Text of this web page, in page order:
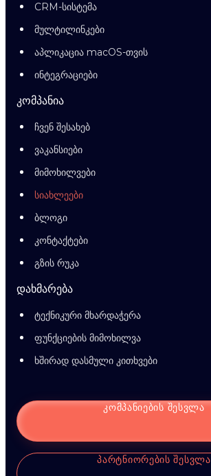
CRM-სისტემა
მულტილინკები
აპლიკაცია macOS-თვის
ინტეგრაციები
კომპანია
ჩვენ შესახებ
ვაკანსიები
მიმოხილვები
სიახლეები
ბლოგი
კონტაქტები
გზის რუკა
დახმარება
ტექნიკური მხარდაჭერა
ფუნქციების მიმოხილვა
ხშირად დასმული კითხვები
ᲙᲝᲛᲞᲐᲜᲘᲔᲑᲘᲡ ᲨᲔᲡᲕᲚᲐ
ᲞᲐᲠᲢᲜᲘᲝᲠᲔᲑᲘᲡ ᲨᲔᲡᲕᲚᲐ